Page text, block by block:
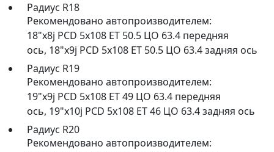
Радиус R18
Рекомендовано автопроизводителем:
18"x8j PCD 5x108 ET 50.5 ЦО 63.4 передняя
ось, 18"x9j PCD 5x108 ET 50.5 ЦО 63.4 задняя ось
Радиус R19
Рекомендовано автопроизводителем:
19"x9j PCD 5x108 ET 49 ЦО 63.4 передняя
ось, 19"x10j PCD 5x108 ET 46 ЦО 63.4 задняя ось
Радиус R20
Рекомендовано автопроизводителем: